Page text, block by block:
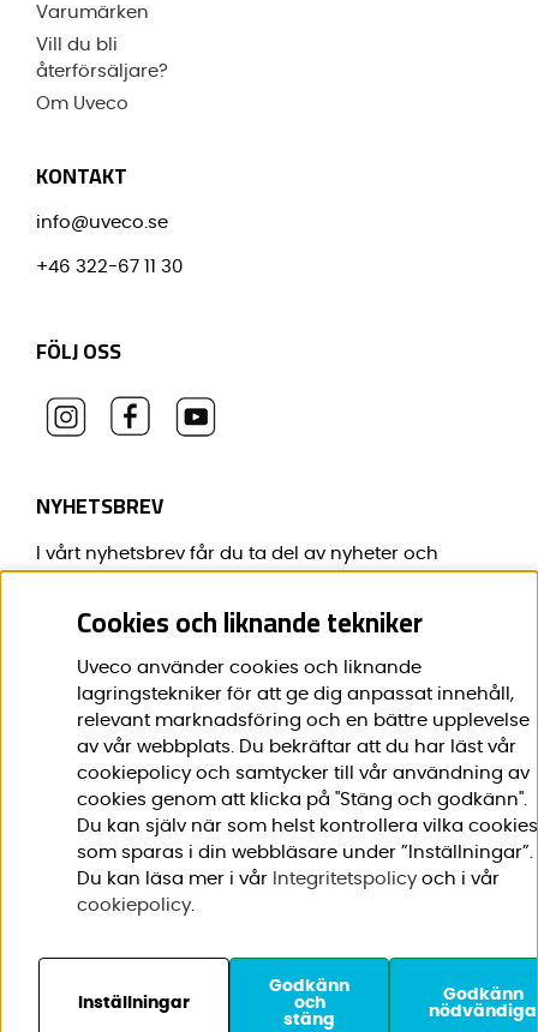
Varumärken
Vill du bli
återförsäljare?
Om Uveco
KONTAKT
info@uveco.se
+46 322-67 11 30
FÖLJ OSS
NYHETSBREV
I vårt nyhetsbrev får du ta del av nyheter och
Förnamn:*
© 2020-2026 Uveco AB. Vi
Cookies och liknande tekniker
Uveco använder cookies och liknande
lagringstekniker för att ge dig anpassat innehåll,
relevant marknadsföring och en bättre upplevelse
av vår webbplats. Du bekräftar att du har läst vår
cookiepolicy och samtycker till vår användning av
cookies genom att klicka på "Stäng och godkänn".
Du kan själv när som helst kontrollera vilka cookies
som sparas i din webbläsare under ”Inställningar”.
Du kan läsa mer i vår Integritetspolicy och i vår
cookiepolicy.
Inställningar
Godkänn
och
stäng
Godkänn
nödvändiga